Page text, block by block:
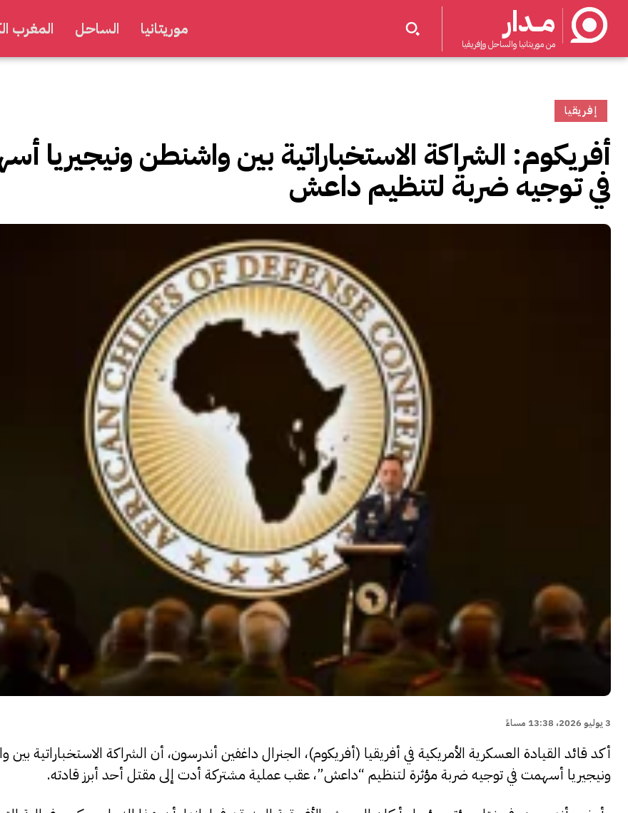
مــدار
من موريتانيا والساحل وإفريقيا
موريتانيا الساحل المغرب
إفريقيا
أفريكوم: الشراكة الاستخباراتية بين واشنطن ونيجيريا
في توجيه ضربة لتنظيم داعش
3 يوليو 2026، 13:38 مساءً
أكد قائد القيادة العسكرية الأمريكية في أفريقيا (أفريكوم)، الجنرال داغفين أندرسون، أن الشراكة الاستخباراتية
ونيجيريا أسهمت في توجيه ضربة مؤثرة لتنظيم “داعش”، عقب عملية مشتركة أدت إلى مقتل أحد أبرز قادته.